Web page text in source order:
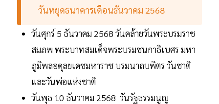
วันหยุดธนาคารเดือนธันวาคม 2568
วันศุกร์ 5 ธันวาคม 2568 วันคล้ายวันพระบรมราช
สมภพ พระบาทสมเด็จพระบรมชนกาธิเบศร มหา
ภูมิพลอดุลยเดชมหาราช บรมนาถบพิตร วันชาติ
และวันพ่อแห่งชาติ
วันพุธ 10 ธันวาคม 2568 วันรัฐธรรมนูญ